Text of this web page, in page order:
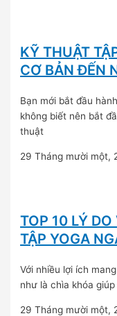
KỸ THUẬT
CƠ BẢN ĐẾN
Bạn mới bắt đầu
không biết nên bắt
thuật
29 Tháng mười một,
TOP 10 LÝ
TẬP YOGA
Với nhiều lợi ích
như là chìa khóa
29 Tháng mười một,